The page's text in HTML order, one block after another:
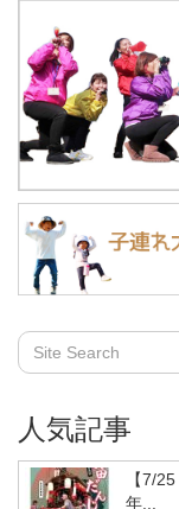
人気記事
【7/
年...